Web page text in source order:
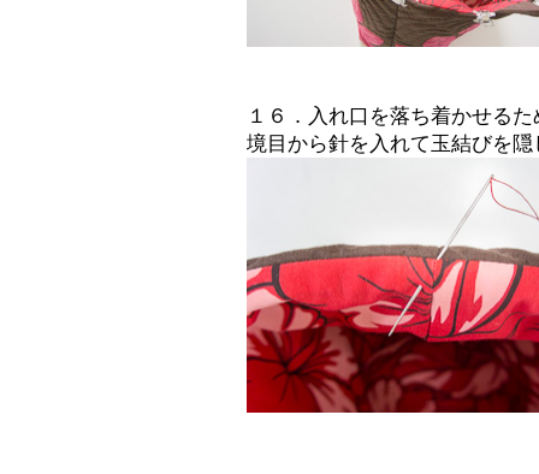
１６．入れ口を落ち着かせる
境目から針を入れて玉結びを隠